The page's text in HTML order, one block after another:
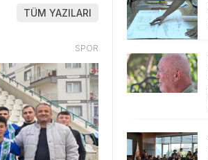
TÜM YAZILARI
SPOR